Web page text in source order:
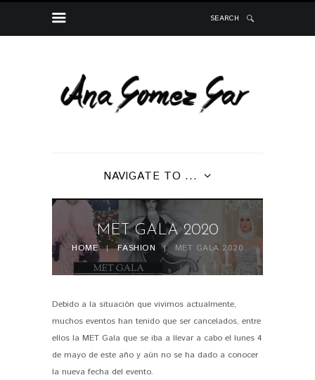
SEARCH
NAVIGATE TO ...
MET GALA 2020
HOME FASHION MET GALA 2020
Debido a la situación que vivimos actualmente,
muchos eventos han tenido que ser cancelados, entre
ellos la MET Gala que se iba a llevar a cabo el lunes 4
de mayo de este año y aún no se ha dado a conocer
la nueva fecha del evento.